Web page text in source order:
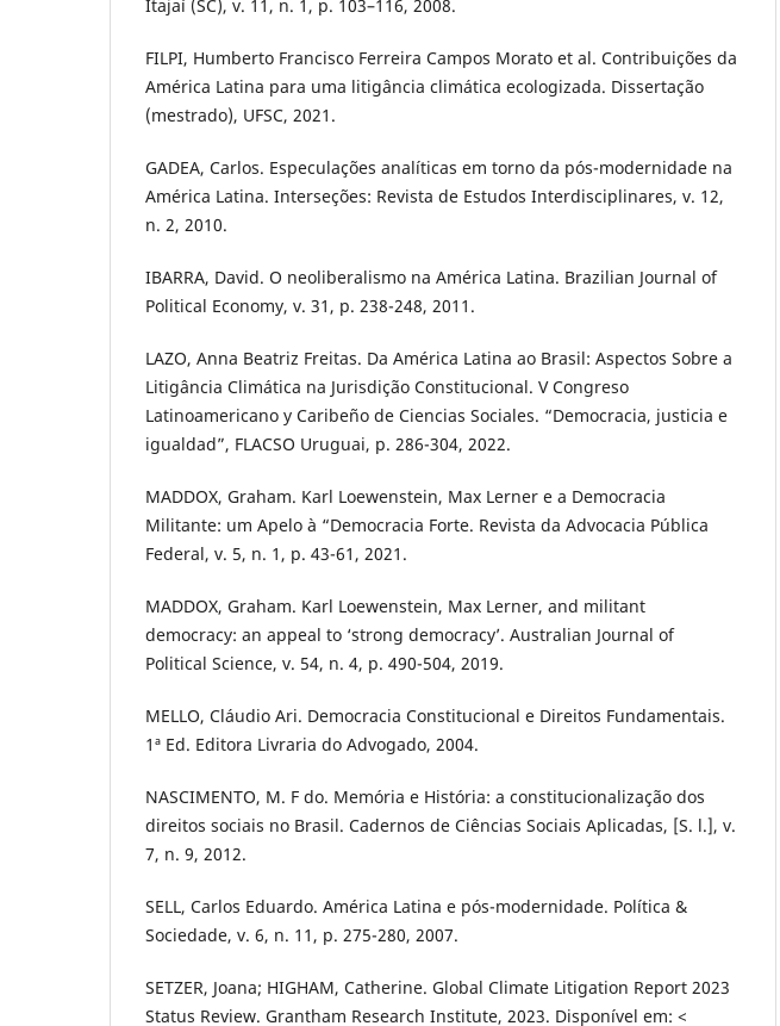
Itajaí­ (SC), v. 11, n. 1, p. 103–116, 2008.
FILPI, Humberto Francisco Ferreira Campos Morato et al. Contribuições da
América Latina para uma litigância climática ecologizada. Dissertação
(mestrado), UFSC, 2021.
GADEA, Carlos. Especulações analíticas em torno da pós-modernidade na
América Latina. Interseções: Revista de Estudos Interdisciplinares, v. 12,
n. 2, 2010.
IBARRA, David. O neoliberalismo na América Latina. Brazilian Journal of
Political Economy, v. 31, p. 238-248, 2011.
LAZO, Anna Beatriz Freitas. Da América Latina ao Brasil: Aspectos Sobre a
Litigância Climática na Jurisdição Constitucional. V Congreso
Latinoamericano y Caribeño de Ciencias Sociales. “Democracia, justicia e
igualdad”, FLACSO Uruguai, p. 286-304, 2022.
MADDOX, Graham. Karl Loewenstein, Max Lerner e a Democracia
Militante: um Apelo à “Democracia Forte. Revista da Advocacia Pública
Federal, v. 5, n. 1, p. 43-61, 2021.
MADDOX, Graham. Karl Loewenstein, Max Lerner, and militant
democracy: an appeal to ‘strong democracy’. Australian Journal of
Political Science, v. 54, n. 4, p. 490-504, 2019.
MELLO, Cláudio Ari. Democracia Constitucional e Direitos Fundamentais.
1ª Ed. Editora Livraria do Advogado, 2004.
NASCIMENTO, M. F do. Memória e História: a constitucionalização dos
direitos sociais no Brasil. Cadernos de Ciências Sociais Aplicadas, [S. l.], v.
7, n. 9, 2012.
SELL, Carlos Eduardo. América Latina e pós-modernidade. Política &
Sociedade, v. 6, n. 11, p. 275-280, 2007.
SETZER, Joana; HIGHAM, Catherine. Global Climate Litigation Report 2023
Status Review. Grantham Research Institute, 2023. Disponível em: <